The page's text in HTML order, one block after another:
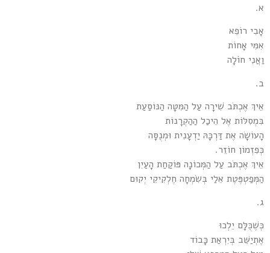
א.
אָבִי רוֹפֵא
אִמִּי אָחוֹת
וַאֲנִי חוֹלָה
ב.
אֵיךְ אֶכְתֹּב שִׁירָה עַל הַמִּטָּה הַנּוֹסַעַת
בִּמְסִלּוֹת אֶל הֵיכַל הַהַקְרָנוֹת
הָעוֹשָׂה אֶת דַּרְכָּהּ יַדְעָנִית וּמְנֻסָּה
כְּפִזְמוֹן חוֹזֵר.
אֵיךְ אֶכְתֹּב עַל הַמְּכוֹנָה פּוֹקַחַת הָעַיִן
הַמְּפַטְפֶּטֶת אֵלַי בְּשִׂמְחָה חֶלְקִיקֵי יְקוּם
ג.
כְּשֶׁכֻּלָּם יֵלְכוּ
אֶתְיַשֵּׁב בְּיִרְאַת כָּבוֹד